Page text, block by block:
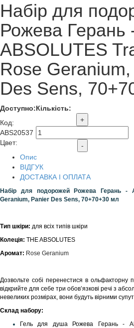
Набір для
Рожева Герань
ABSOLUTES
Rose
Des Sens,
Доступно:Кількість:
Код:
ABS20537
Цвет:
+
-
Опис
ВІДГУК
ДОСТАВКА І ОПЛАТА
Набір для подорожей Рожева Герань -
Geranium, Panier Des Sens, 70+70+30 мл
Тип шкіри: для всіх типів шкіри
Колеція: THE ABSOLUTES
Аромат: Rose Geranium
Дозвольте собі перенестися в
відкрийте для себе три обов’язкові речі з
невеликих розмірах, вони будуть вірними
Склад набору:
Гель для душа Рожева Герань -